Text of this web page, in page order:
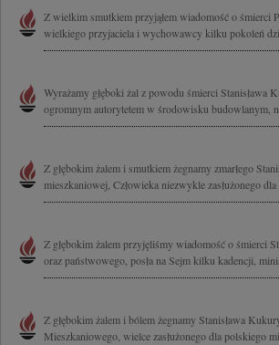
Z wielkim smutkiem przyjąłem wiadomość o śmierci
wielkiego przyjaciela i wychowawcy kilku pokoleń
Wyrażamy głęboki żal z powodu śmierci Stanisława
ogromnym autorytetem w środowisku budowlanym,
Z głębokim żalem i smutkiem żegnamy zmarłego
mieszkaniowej, Człowieka niezwykle zasłużonego
Z głębokim żalem przyjęliśmy wiadomość o śmierci
oraz państwowego, posła na Sejm kilku kadencji,
Z głębokim żalem i bólem żegnamy Stanisława
Mieszkaniowego, wielce zasłużonego dla polskiego